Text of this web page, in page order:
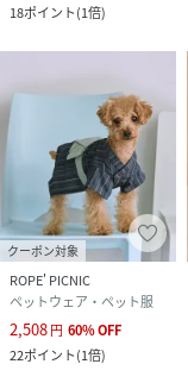
18ポイント(1倍)
クーポン対象
ROPE' PICNIC
ペットウェア・ペット服
2,508円 60%OFF
22ポイント(1倍)